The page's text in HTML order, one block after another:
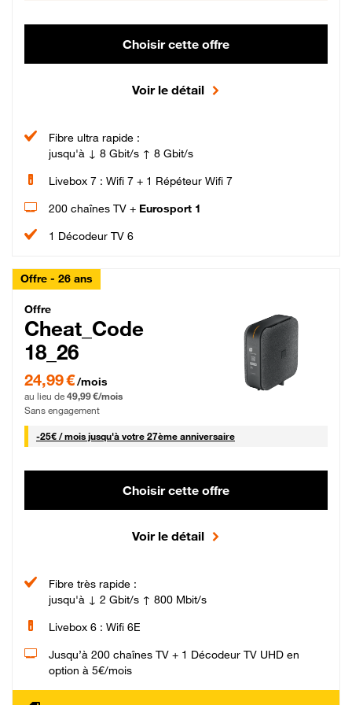
Choisir cette offre
Voir le détail
Fibre ultra rapide :
jusqu'à ↓ 8 Gbit/s ↑ 8 Gbit/s
Livebox 7 : Wifi 7 + 1 Répéteur Wifi 7
200 chaînes TV + Eurosport 1
1 Décodeur TV 6
Offre - 26 ans
Cheat_Code Fibre_18_26
Offre
Cheat_Code
18_26
24,99 € par mois pendant 0 mois puis 49,99 € par mois, Sans engagement
24,99 €/mois
au lieu de 49,99 €/mois
Sans engagement
-25€ / mois25 € par mois
jusqu'à votre 27ème anniversaire
Choisir cette offre
Voir le détail
Fibre très rapide :
jusqu'à ↓ 2 Gbit/s ↑ 800 Mbit/s
Livebox 6 : Wifi 6E
Jusqu’à 200 chaînes TV + 1 Décodeur TV UHD en
option à 5€/mois